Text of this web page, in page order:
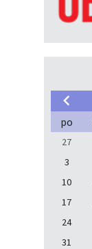
po
27
3
10
17
24
31